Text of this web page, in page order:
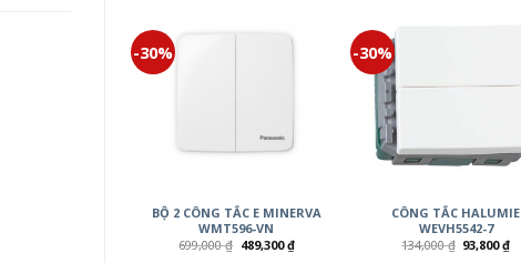
-30%
BỘ 2 CÔNG TẮC E MINERVA
WMT596-VN
699,000₫ 489,300₫
-30%
CÔNG TẮC HALUMIE
WEVH5542-7
134,000₫ 93,800₫